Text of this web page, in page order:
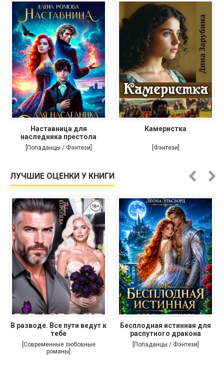
Наставница для
наследника престола
[Попаданцы / Фэнтези]
Камеристка
[Фэнтези]
ЛУЧШИЕ ОЦЕНКИ У КНИГИ
В разводе. Все пути ведут к
тебе
[Современные любовные
романы]
Бесплодная истинная для
распутного дракона
[Попаданцы / Фэнтези]